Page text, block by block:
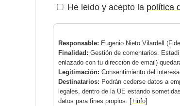
He leido y acepto la política
Responsable: Eugenio Nieto Vilardell
Finalidad: Gestión de comentarios.
enlazado con tu dirección de email)
Legitimación: Consentimiento del
Destinatarios: Podrán cederse datos a
legales, dentro de la UE estando
datos para fines propios. [+info]